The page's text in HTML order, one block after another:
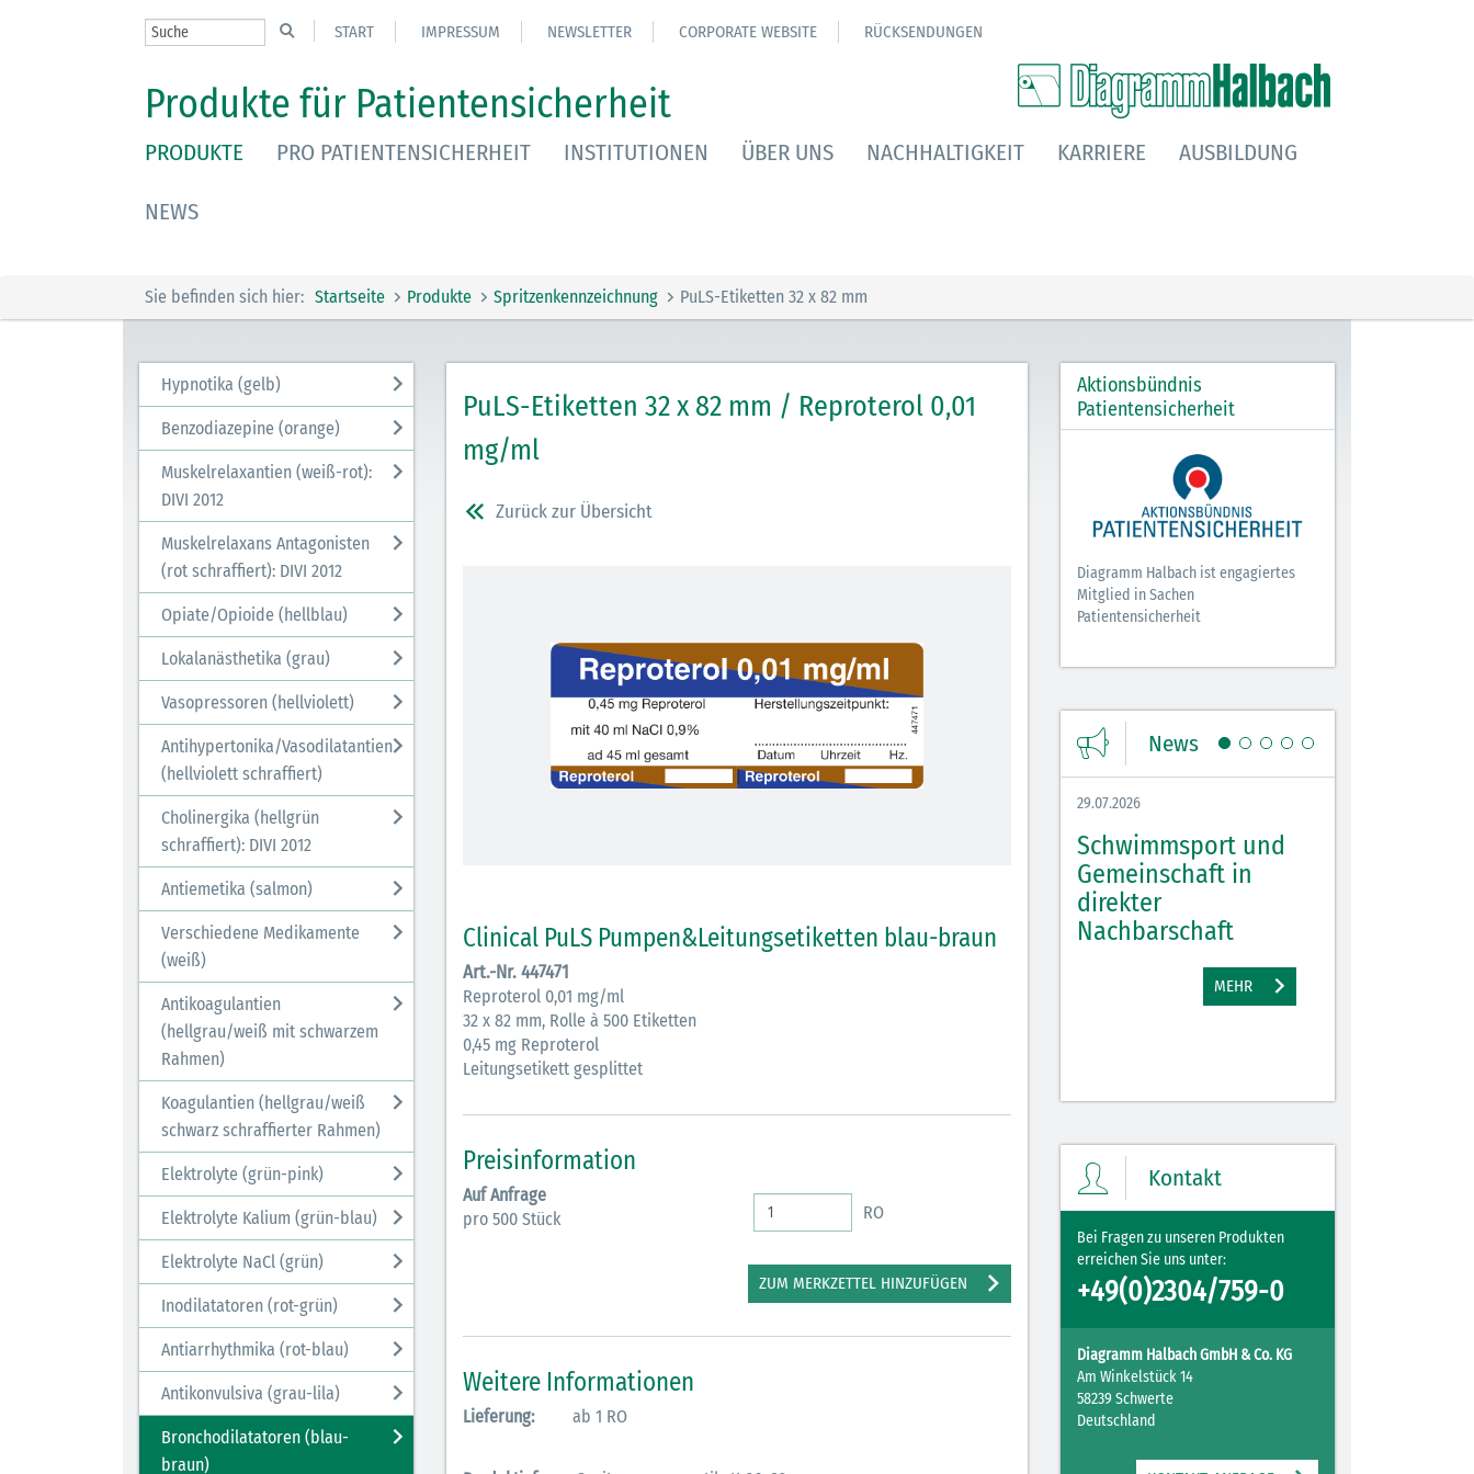
START IMPRESSUM NEWSLETTER CORPORATE WEBSITE RÜCKSENDUNGEN
Produkte für Patientensicherheit
PRODUKTE PRO PATIENTENSICHERHEIT INSTITUTIONEN ÜBER UNS NACHHALTIGKEIT KARRIERE AUSBILDUNG
NEWS
Sie befinden sich hier: Startseite Produkte Spritzenkennzeichnung PuLS-Etiketten 32 x 82 mm
Hypnotika (gelb)
Benzodiazepine (orange)
Muskelrelaxantien (weiß-rot):
DIVI 2012
Muskelrelaxans Antagonisten
(rot schraffiert): DIVI 2012
Opiate/Opioide (hellblau)
Lokalanästhetika (grau)
Vasopressoren (hellviolett)
Antihypertonika/Vasodilatantien
(hellviolett schraffiert)
Cholinergika (hellgrün
schraffiert): DIVI 2012
Antiemetika (salmon)
Verschiedene Medikamente
(weiß)
Antikoagulantien
(hellgrau/weiß mit schwarzem
Rahmen)
Koagulantien (hellgrau/weiß
schwarz schraffierter Rahmen)
Elektrolyte (grün-pink)
Elektrolyte Kalium (grün-blau)
Elektrolyte NaCl (grün)
Inodilatatoren (rot-grün)
Antiarrhythmika (rot-blau)
Antikonvulsiva (grau-lila)
Bronchodilatatoren (blau-
braun)
PuLS-Etiketten 32 x 82 mm / Reproterol 0,01
mg/ml
Zurück zur Übersicht
Clinical PuLS Pumpen&Leitungsetiketten blau-braun
Art.-Nr. 447471
Reproterol 0,01 mg/ml
32 x 82 mm, Rolle à 500 Etiketten
0,45 mg Reproterol
Leitungsetikett gesplittet
Preisinformation
Auf Anfrage
pro 500 Stück
RO
ZUM MERKZETTEL HINZUFÜGEN
Weitere Informationen
Lieferung: ab 1 RO
Aktionsbündnis
Patientensicherheit
Diagramm Halbach ist engagiertes
Mitglied in Sachen
Patientensicherheit
News
29.07.2026
Schwimmsport und
Gemeinschaft in
direkter
Nachbarschaft
MEHR
Kontakt
Bei Fragen zu unseren Produkten
erreichen Sie uns unter:
+49(0)2304/759-0
Diagramm Halbach GmbH & Co. KG
Am Winkelstück 14
58239 Schwerte
Deutschland